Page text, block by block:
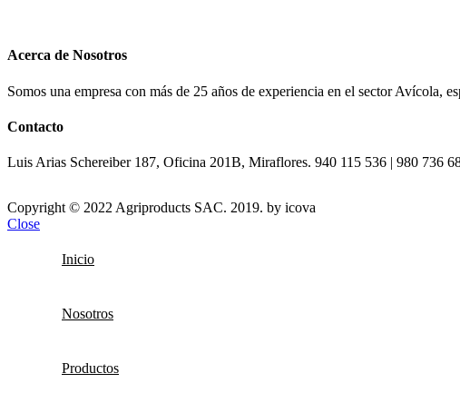
Acerca de Nosotros
Somos una empresa con más de 25 años de experiencia en el sector
Contacto
Luis Arias Schereiber 187, Oficina 201B, Miraflores. 940 115 536 | 980 736
Copyright © 2022 Agriproducts SAC. 2019. by icova
Close
Inicio
Nosotros
Productos